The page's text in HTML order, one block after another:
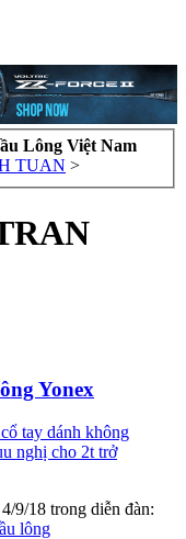
Lông Việt Nam
TUAN >
Yonex
tay dánh không
nghị cho 2t trở
4/9/18 trong diễn đàn:
lông